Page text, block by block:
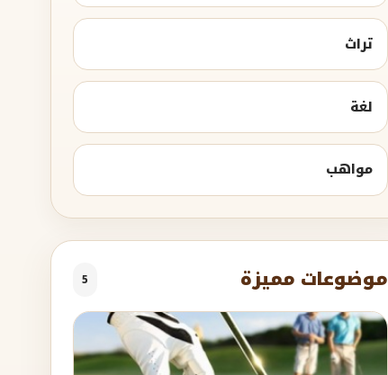
تراث
لغة
مواهب
موضوعات مميزة 5